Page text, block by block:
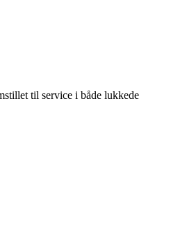
til service i både lukkede